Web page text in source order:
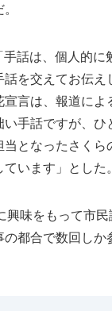
話は、個人的に
話を交えてお伝え
言は、報道によ
い手話ですが、ひ
となったさくら
います」とした。
味をもって市民
都合で数回しか